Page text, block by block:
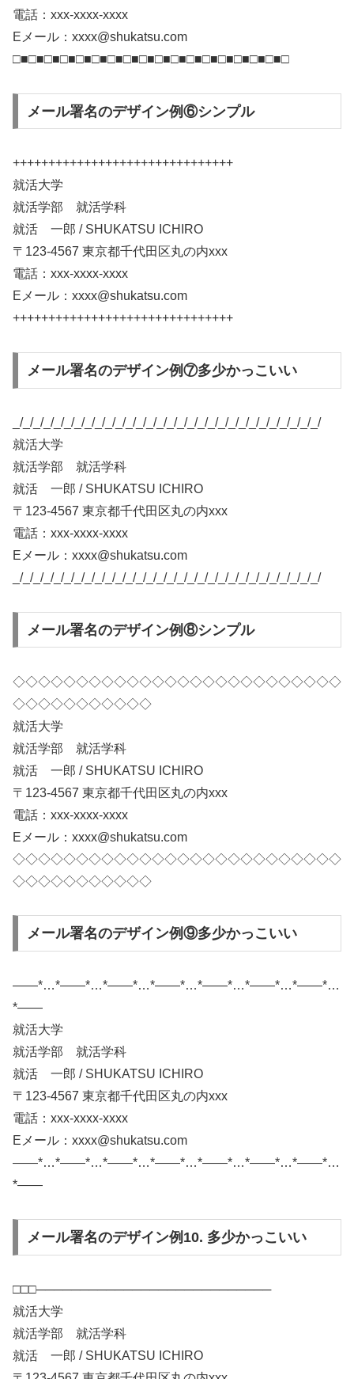
電話：xxx-xxxx-xxxx
Eメール：xxxx@shukatsu.com
□■□■□■□■□■□■□■□■□■□■□■□■□■□■□■□■□■□
メール署名のデザイン例⑥シンプル
+++++++++++++++++++++++++++++++
就活大学
就活学部 就活学科
就活 一郎 / SHUKATSU ICHIRO
〒123-4567 東京都千代田区丸の内xxx
電話：xxx-xxxx-xxxx
Eメール：xxxx@shukatsu.com
+++++++++++++++++++++++++++++++
メール署名のデザイン例⑦多少かっこいい
_/_/_/_/_/_/_/_/_/_/_/_/_/_/_/_/_/_/_/_/_/_/_/_/_/_/_/_/_/_/
就活大学
就活学部 就活学科
就活 一郎 / SHUKATSU ICHIRO
〒123-4567 東京都千代田区丸の内xxx
電話：xxx-xxxx-xxxx
Eメール：xxxx@shukatsu.com
_/_/_/_/_/_/_/_/_/_/_/_/_/_/_/_/_/_/_/_/_/_/_/_/_/_/_/_/_/_/
メール署名のデザイン例⑧シンプル
◇◇◇◇◇◇◇◇◇◇◇◇◇◇◇◇◇◇◇◇◇◇◇◇◇◇
◇◇◇◇◇◇◇◇◇◇◇
就活大学
就活学部 就活学科
就活 一郎 / SHUKATSU ICHIRO
〒123-4567 東京都千代田区丸の内xxx
電話：xxx-xxxx-xxxx
Eメール：xxxx@shukatsu.com
◇◇◇◇◇◇◇◇◇◇◇◇◇◇◇◇◇◇◇◇◇◇◇◇◇◇
◇◇◇◇◇◇◇◇◇◇◇
メール署名のデザイン例⑨多少かっこいい
——*…*——*…*——*…*——*…*——*…*——*…*——*…
*——
就活大学
就活学部 就活学科
就活 一郎 / SHUKATSU ICHIRO
〒123-4567 東京都千代田区丸の内xxx
電話：xxx-xxxx-xxxx
Eメール：xxxx@shukatsu.com
——*…*——*…*——*…*——*…*——*…*——*…*——*…
*——
メール署名のデザイン例10. 多少かっこいい
□□□───────────────────────────
就活大学
就活学部 就活学科
就活 一郎 / SHUKATSU ICHIRO